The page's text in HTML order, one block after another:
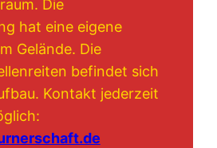
Die
hat eine eigene
Gelände. Die
befindet sich
Kontakt jederzeit